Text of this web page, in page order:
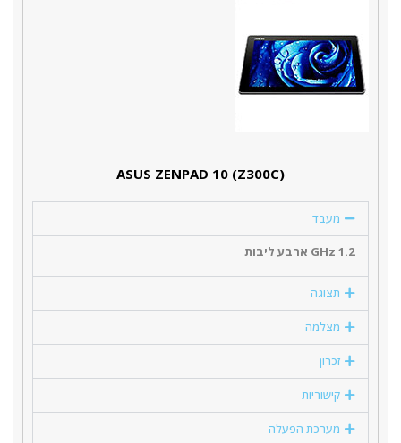
(ASUS ZENPAD 10 (Z300C
מעבד
1.2 GHz ארבע ליבות
תצוגה
מצלמה
זכרון
קישוריות
מערכת הפעלה